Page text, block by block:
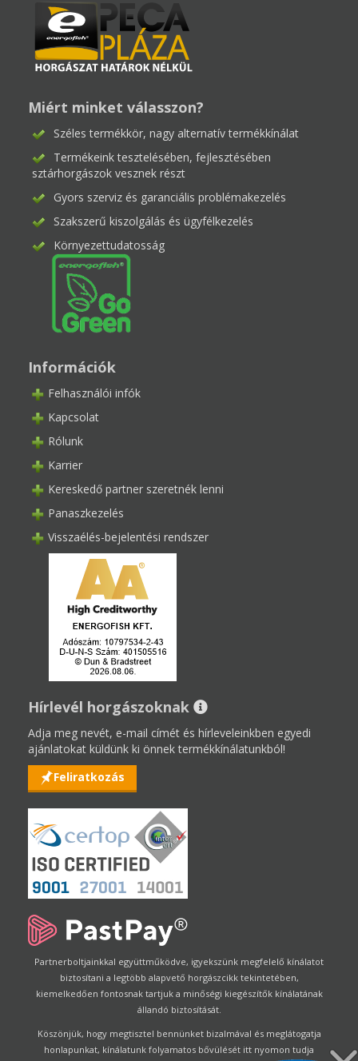
Miért minket válasszon?
Széles termékkör, nagy alternatív termékkínálat
Termékeink tesztelésében, fejlesztésében
sztárhorgászok vesznek részt
Gyors szerviz és garanciális problémakezelés
Szakszerű kiszolgálás és ügyfélkezelés
Környezettudatosság
Információk
Felhasználói infók
Kapcsolat
Rólunk
Karrier
Kereskedő partner szeretnék lenni
Panaszkezelés
Visszaélés-bejelentési rendszer
Hírlevél horgászoknak
Adja meg nevét, e-mail címét és hírleveleinkben egyedi
ajánlatokat küldünk ki önnek termékkínálatunkból!
Feliratkozás
Partnerboltjainkkal együttműködve, igyekszünk megfelelő kínálatot
biztosítani a legtöbb alapvető horgászcikk tekintetében,
kiemelkedően fontosnak tartjuk a minőségi kiegészítők kínálatának
állandó biztosítását.
Köszönjük, hogy megtisztel bennünket bizalmával és meglátogatja
honlapunkat, kínálatunk folyamatos bővülését itt nyomon tudja